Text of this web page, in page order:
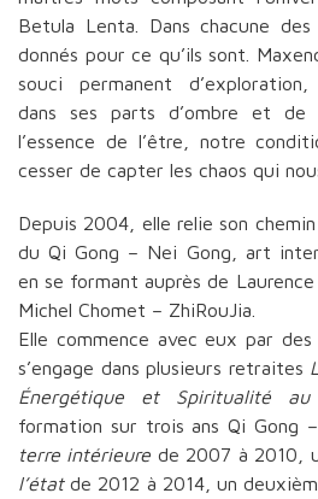
Betula Lenta. Dans chacune
donnés pour ce qu’ils sont.
souci permanent d’exploration,
dans ses parts d’ombre et de
l’essence de l’être, notre
cesser de capter les chaos qui
Depuis 2004, elle relie son
du Qi Gong – Nei Gong, art
en se formant auprès de
Michel Chomet – ZhiRouJia.
Elle commence avec eux par
s’engage dans plusieurs retraites
Énergétique et Spiritualité au
formation sur trois ans Qi Gong
terre intérieure de 2007 à 2010,
l’étatde 2012 à 2014, un